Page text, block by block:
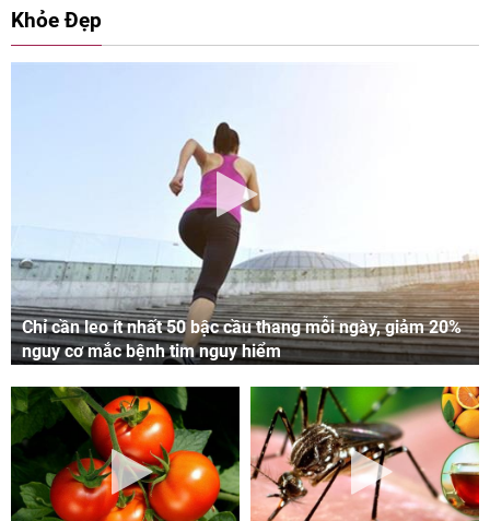
Khỏe Đẹp
Chỉ cần leo ít nhất 50 bậc cầu thang mỗi ngày, giảm 20%
nguy cơ mắc bệnh tim nguy hiểm